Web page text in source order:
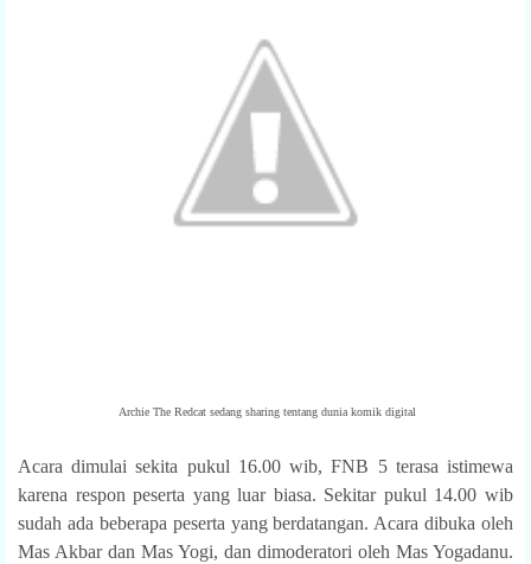
Archie The Redcat sedang sharing tentang dunia komik digital
Acara dimulai sekita pukul 16.00 wib, FNB 5 terasa istimewa
karena respon peserta yang luar biasa. Sekitar pukul 14.00 wib
sudah ada beberapa peserta yang berdatangan. Acara dibuka oleh
Mas Akbar dan Mas Yogi, dan dimoderatori oleh Mas Yogadanu.